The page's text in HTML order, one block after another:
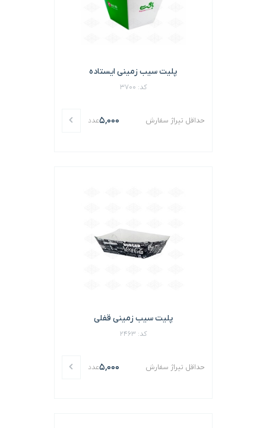
پلیت سیب زمینی ایستاده
کد: 3700
حداقل تیراژ سفارش 5,000عدد
پلیت سیب زمینی قفلی
کد: 2463
حداقل تیراژ سفارش 5,000عدد